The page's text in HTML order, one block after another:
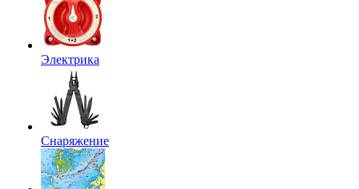
Электрика
Снаряжение